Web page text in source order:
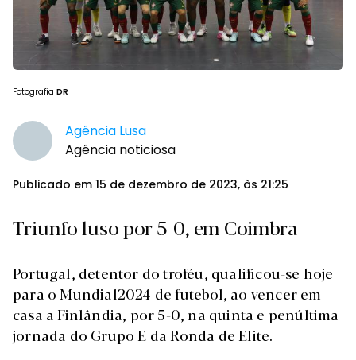
Fotografia DR
Agência Lusa
Agência noticiosa
Publicado em 15 de dezembro de 2023, às 21:25
Triunfo luso por 5-0, em Coimbra
Portugal, detentor do troféu, qualificou-se hoje
para o Mundial2024 de futebol, ao vencer em
casa a Finlândia, por 5-0, na quinta e penúltima
jornada do Grupo E da Ronda de Elite.